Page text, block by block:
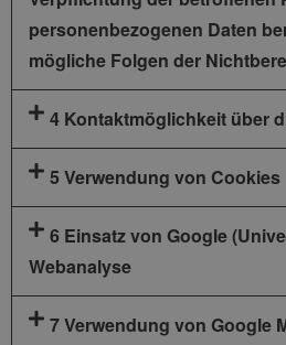
personenbezogenen Daten
mögliche Folgen der
4 Kontaktmöglichkeit über
5 Verwendung von Cookies
6 Einsatz von Google
Webanalyse
7 Verwendung von Google